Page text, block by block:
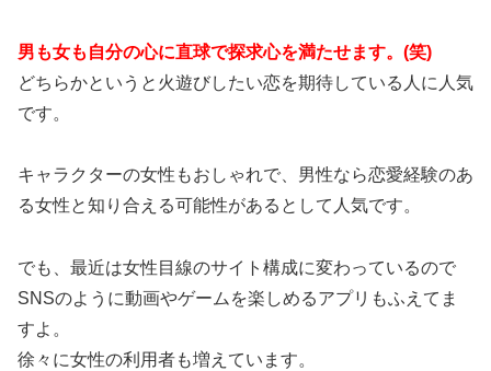
男も女も自分の心に直球で探求心を満たせます。(笑)
どちらかというと火遊びしたい恋を期待している人に人気
です。
キャラクターの女性もおしゃれで、男性なら恋愛経験のあ
る女性と知り合える可能性があるとして人気です。
でも、最近は女性目線のサイト構成に変わっているので
SNSのように動画やゲームを楽しめるアプリもふえてま
すよ。
徐々に女性の利用者も増えています。